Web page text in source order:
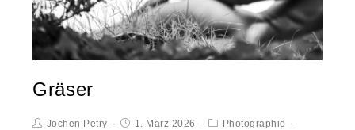
Gräser
Jochen Petry 1. März 2026
Photographie